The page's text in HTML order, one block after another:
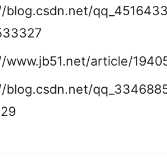
blog.csdn.net/
www.jb51.net/article/
blog.csdn.net/